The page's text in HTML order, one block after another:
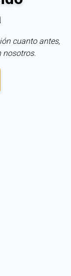
cuanto antes,
nosotros.